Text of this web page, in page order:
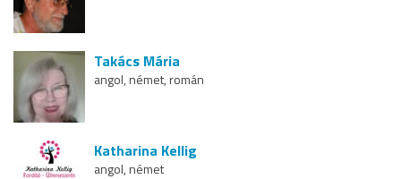
Takács Mária
angol, német, román
Katharina Kellig
angol, német